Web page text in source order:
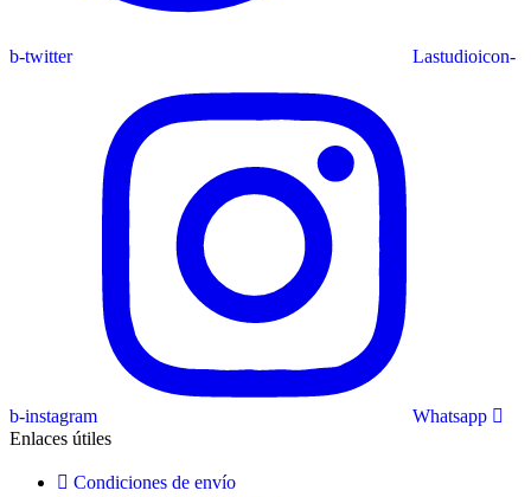
b-twitter Lastudioicon-
b-instagram
Whatsapp
Enlaces útiles
Condiciones de envío